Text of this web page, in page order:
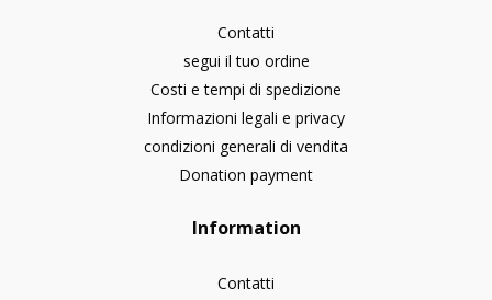
Contatti
segui il tuo ordine
Costi e tempi di spedizione
Informazioni legali e privacy
condizioni generali di vendita
Donation payment
Information
Contatti